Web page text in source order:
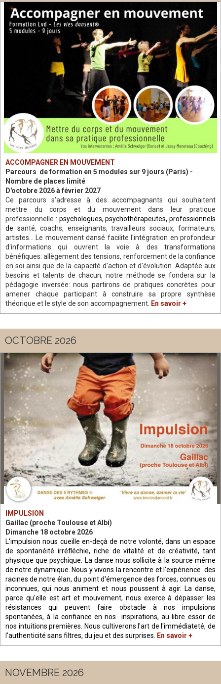
ACCOMPAGNER EN MOUVEMENT
Parcours de formation en 5 modules sur 9 jours (Paris) -
Nombre de places limité
D'octobre 2026à février 2027
Ce parcours s'adresse à des accompagnants qui souhaitent
mettre du corps et du mouvement dans leur pratique
professionnelle : psychologues, psychothérapeutes, professionnels
de santé, coachs, enseignants, travailleurs sociaux, formateurs,
artistes... Le mouvement dansé facilite l'intégration en profondeur
d'informations qui ouvrent la voie à des transformations
bénéfiques: allègement des tensions, renforcement de la confiance
en soi ainsi que de la capacité d'action et d'évolution. Adaptée aux
besoins et talents de chacun, notre méthode se fondera sur la
pédagogie inversée: nous partirons de pratiques concrètes pour
amener chaque participant à construire sa propre synthèse
théorique et le style de son accompagnement. En savoir +
OCTOBRE 2026
IMPULSION
Gaillac (proche Toulouse et Albi)
Dimanche 18 octobre 2026
L'impulsion nous cueille en-deçà de notre volonté, dans un espace
de spontanéité irréfléchie, riche de vitalité et de créativité, tant
physique que psychique. La danse nous sollicite à la source même
de notre dynamique. Nous y vivons la rencontre et l'expérience des
racines de notre élan, du point d'émergence des forces, connues ou
inconnues, qui nous animent et nous poussent à agir. La danse,
parce qu'elle est art et mouvement, nous exerce à dépasser les
résistances qui peuvent faire obstacle à nos impulsions
spontanées, à la confiance en nos inspirations, au libre essor de
nos intuitions premières. Nous cultiverons l'art de l'immédiateté, de
l'authenticité sans filtres, du jeu et des surprises. En savoir +
NOVEMBRE 2026